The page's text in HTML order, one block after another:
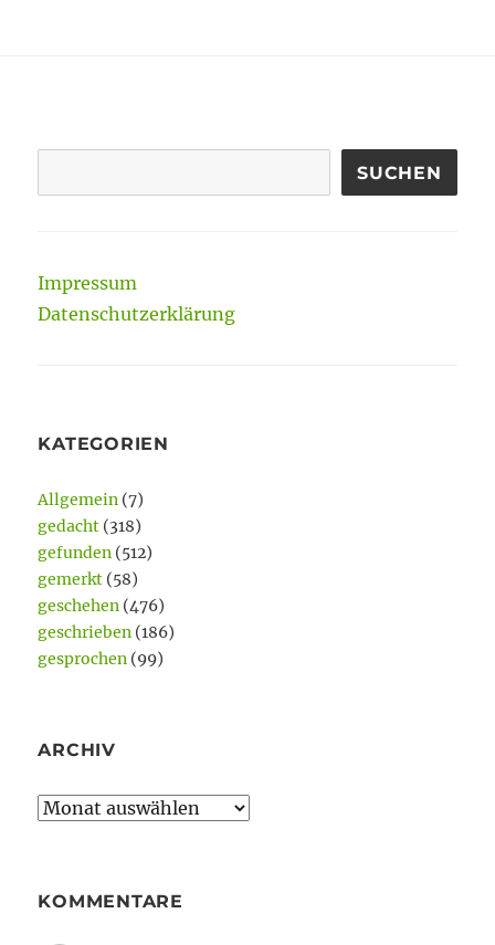
SUCHEN
Impressum
Datenschutzerklärung
KATEGORIEN
Allgemein (7)
gedacht (318)
gefunden (512)
gemerkt (58)
geschehen (476)
geschrieben (186)
gesprochen (99)
ARCHIV
Archiv
KOMMENTARE